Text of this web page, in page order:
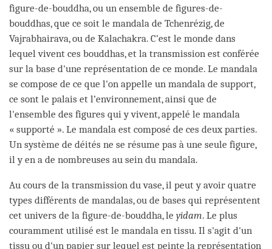
figure-de-bouddha, ou un ensemble de figures-de-
bouddhas, que ce soit le mandala de Tchenrézig, de
Vajrabhairava, ou de Kalachakra. C’est le monde dans
lequel vivent ces bouddhas, et la transmission est conférée
sur la base d'une représentation de ce monde. Le mandala
se compose de ce que l'on appelle un mandala de support,
ce sont le palais et l’environnement, ainsi que de
l'ensemble des figures qui y vivent, appelé le mandala
« supporté ». Le mandala est composé de ces deux parties.
Un système de déités ne se résume pas à une seule figure,
il y en a de nombreuses au sein du mandala.
Au cours de la transmission du vase, il peut y avoir quatre
types différents de mandalas, ou de bases qui représentent
cet univers de la figure-de-bouddha, le yidam. Le plus
couramment utilisé est le mandala en tissu. Il s'agit d'un
tissu ou d'un papier sur lequel est peinte la représentation